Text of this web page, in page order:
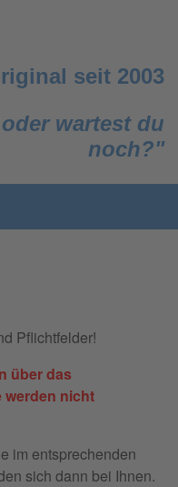
seit 2003
wartest du
noch?"
Pflichtfelder!
über das
werden nicht
im entsprechenden
sich dann bei Ihnen.